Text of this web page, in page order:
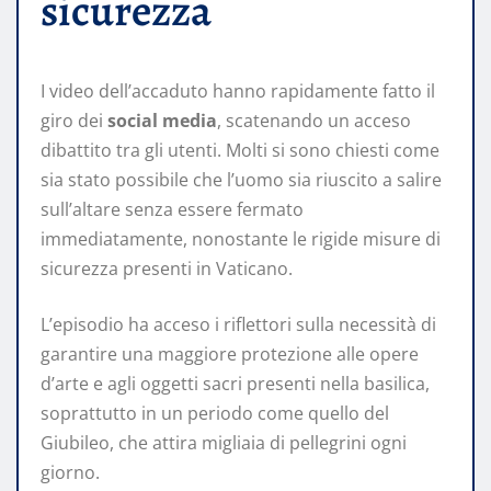
I video dell’accaduto hanno rapidamente fatto il
giro dei social media, scatenando un acceso
dibattito tra gli utenti. Molti si sono chiesti come
sia stato possibile che l’uomo sia riuscito a salire
sull’altare senza essere fermato
immediatamente, nonostante le rigide misure di
sicurezza presenti in Vaticano.
L’episodio ha acceso i riflettori sulla necessità di
garantire una maggiore protezione alle opere
d’arte e agli oggetti sacri presenti nella basilica,
soprattutto in un periodo come quello del
Giubileo, che attira migliaia di pellegrini ogni
giorno.